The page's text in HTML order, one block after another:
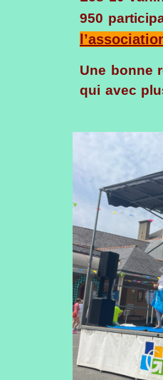
950
Une bonne
qui avec